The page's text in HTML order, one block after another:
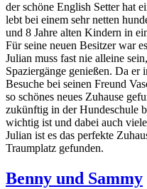
der schöne English Setter hat
lebt bei einem sehr netten
und 8 Jahre alten Kindern in
Für seine neuen Besitzer war
Julian muss fast nie alleine
Spaziergänge genießen. Da
Besuche bei seinen Freund
so schönes neues Zuhause
zukünftig in der Hundeschule
wichtig ist und dabei auch
Julian ist es das perfekte
Traumplatz gefunden.
Benny und Sammy